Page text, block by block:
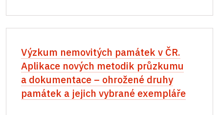
Výzkum nemovitých památek v ČR.
Aplikace nových metodik průzkumu
a dokumentace – ohrožené druhy
památek a jejich vybrané exempláře